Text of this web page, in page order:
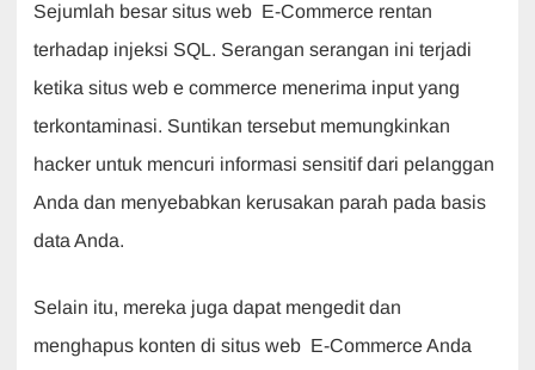
Sejumlah besar situs web E-Commerce rentan
terhadap injeksi SQL. Serangan serangan ini terjadi
ketika situs web e commerce menerima input yang
terkontaminasi. Suntikan tersebut memungkinkan
hacker untuk mencuri informasi sensitif dari pelanggan
Anda dan menyebabkan kerusakan parah pada basis
data Anda.
Selain itu, mereka juga dapat mengedit dan
menghapus konten di situs web E-Commerce Anda